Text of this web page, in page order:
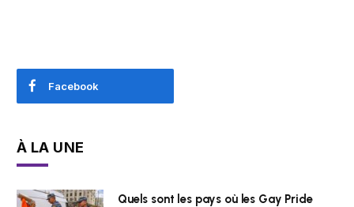
Facebook
À LA UNE
Quels sont les pays où les Gay Pride